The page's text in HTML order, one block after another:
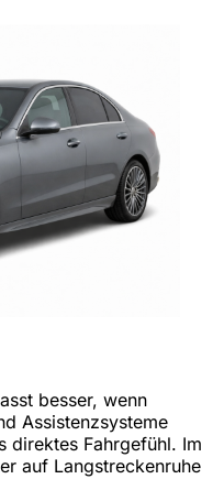
besser, wenn
Assistenzsysteme
direktes Fahrgefühl. Im
auf Langstreckenruhe